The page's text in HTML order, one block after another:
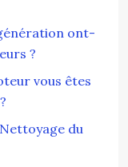
ont-
?
vous êtes
du